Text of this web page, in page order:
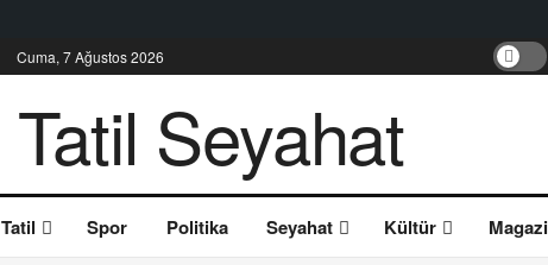
Cuma, 7 Ağustos 2026
Tatil Spor Politika Seyahat Kültür